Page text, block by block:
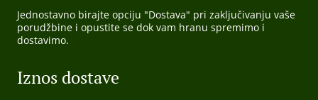
Jednostavno birajte opciju "Dostava" pri zaključivanju vaše
porudžbine i opustite se dok vam hranu spremimo i
dostavimo.
Iznos dostave